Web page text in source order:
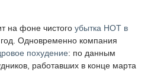
на фоне чистого убытка НОТ в
Одновременно компания
похудение: по данным
работавших в конце марта